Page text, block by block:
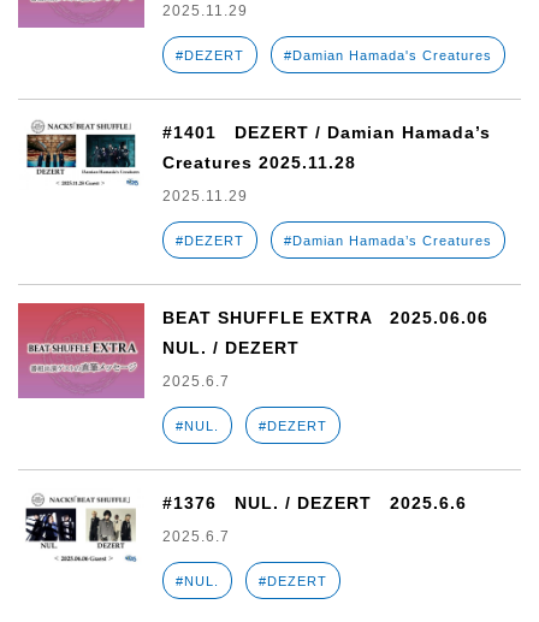
2025.11.29
#DEZERT #Damian Hamada's Creatures
#1401 DEZERT / Damian Hamada’s
Creatures 2025.11.28
2025.11.29
#DEZERT #Damian Hamada’s Creatures
BEAT SHUFFLE EXTRA 2025.06.06
NUL. / DEZERT
2025.6.7
#NUL. #DEZERT
#1376 NUL. / DEZERT 2025.6.6
2025.6.7
#NUL. #DEZERT